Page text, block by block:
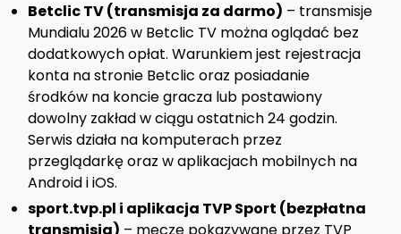
Betclic TV (transmisja za darmo) – transmisje
Mundialu 2026 w Betclic TV można oglądać bez
dodatkowych opłat. Warunkiem jest rejestracja
konta na stronie Betclic oraz posiadanie
środków na koncie gracza lub postawiony
dowolny zakład w ciągu ostatnich 24 godzin.
Serwis działa na komputerach przez
przeglądarkę oraz w aplikacjach mobilnych na
Android i iOS.
sport.tvp.pl i aplikacja TVP Sport (bezpłatna